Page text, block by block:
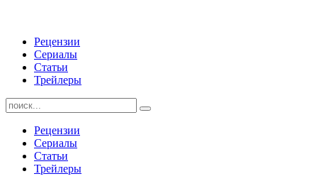
Рецензии
Сериалы
Статьи
Трейлеры
Найти:
Рецензии
Сериалы
Статьи
Трейлеры